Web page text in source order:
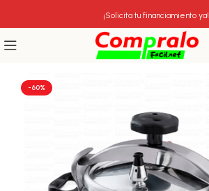
¡Solicita tu financiamiento ya!
-60%